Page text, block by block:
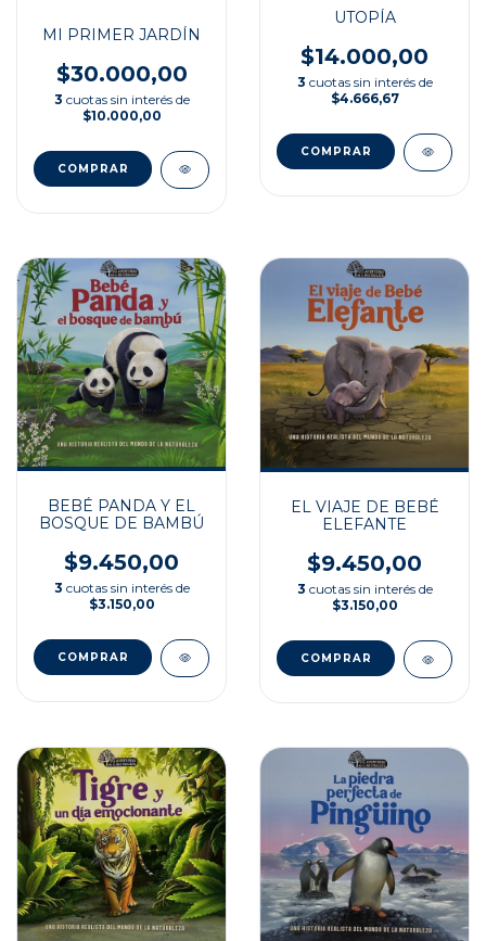
MI PRIMER JARDÍN
$30.000,00
3 cuotas sin interés de
$10.000,00
UTOPÍA
$14.000,00
3 cuotas sin interés de
$4.666,67
BEBÉ PANDA Y EL
BOSQUE DE BAMBÚ
$9.450,00
3 cuotas sin interés de
$3.150,00
EL VIAJE DE BEBÉ
ELEFANTE
$9.450,00
3 cuotas sin interés de
$3.150,00